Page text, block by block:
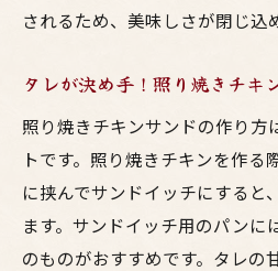
されるため、美味しさが閉じ込
タレが決め手！照り焼きチキ
照り焼きチキンサンドの作り方
トです。照り焼きチキンを作る
に挟んでサンドイッチにすると
ます。サンドイッチ用のパンに
のものがおすすめです。タレの